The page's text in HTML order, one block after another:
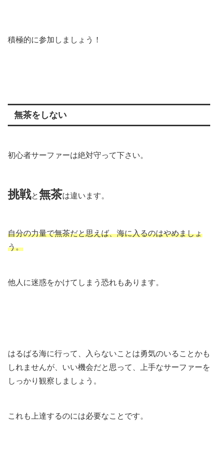
積極的に参加しましょう！
無茶をしない
初心者サーファーは絶対守って下さい。
挑戦と無茶は違います。
自分の力量で無茶だと思えば、海に入るのはやめましょ
う。
他人に迷惑をかけてしまう恐れもあります。
はるばる海に行って、入らないことは勇気のいることかも
しれませんが、いい機会だと思って、上手なサーファーを
しっかり観察しましょう。
これも上達するのには必要なことです。